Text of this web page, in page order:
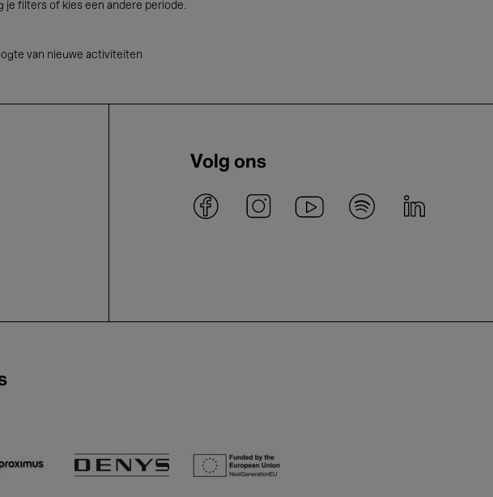
je filters of kies een andere periode.
van nieuwe activiteiten
Volg ons